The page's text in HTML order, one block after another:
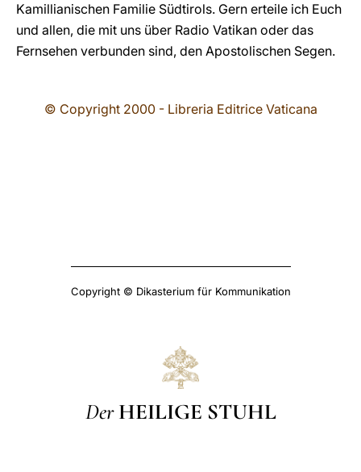
Kamillianischen Familie Südtirols. Gern erteile ich Euch
und allen, die mit uns über Radio Vatikan oder das
Fernsehen verbunden sind, den Apostolischen Segen.
© Copyright 2000 - Libreria Editrice Vaticana
Copyright © Dikasterium für Kommunikation
Der HEILIGE STUHL